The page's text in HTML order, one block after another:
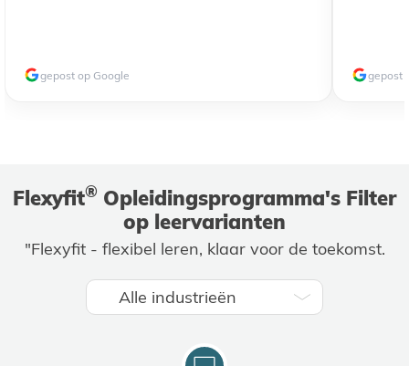
gepost op Google gepost
Flexyfit® Opleidingsprogramma's Filter
op leervarianten
"Flexyfit - flexibel leren, klaar voor de toekomst.